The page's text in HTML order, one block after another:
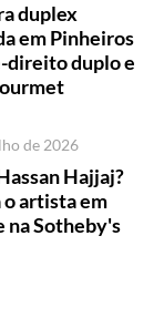
duplex
em Pinheiros
direito duplo e
de 2026
Hajjaj?
o artista em
na Sotheby's